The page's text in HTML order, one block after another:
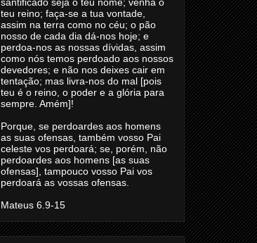
santificado seja o teu nome; venha o
teu reino; faça-se a tua vontade,
assim na terra como no céu; o pão
nosso de cada dia dá-nos hoje; e
perdoa-nos as nossas dívidas, assim
como nós temos perdoado aos nossos
devedores; e não nos deixes cair em
tentação; mas livra-nos do mal [pois
teu é o reino, o poder e a glória para
sempre. Amém]!
Porque, se perdoardes aos homens
as suas ofensas, também vosso Pai
celeste vos perdoará; se, porém, não
perdoardes aos homens [as suas
ofensas], tampouco vosso Pai vos
perdoará as vossas ofensas.
Mateus 6.9-15